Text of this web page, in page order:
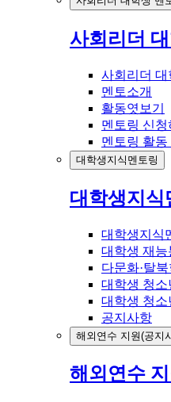
사회리더
사회리더 대
멘토소개
활동엿보기
멘토링 신청
멘토링 활동
대학생지식멘토링
대학생지식
대학생지식
대학생 재능
다문화·탈
대학생 청
대학생 청
공지사항
해외연수 지원(공지
해외연수